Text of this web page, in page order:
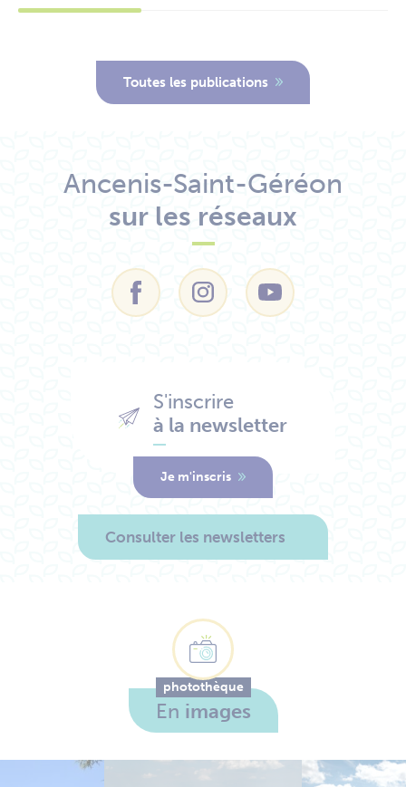
Toutes les publications
Ancenis-Saint-Géréon
sur les réseaux
S'inscrire
à la newsletter
Je m'inscris
Consulter les newsletters
photothèque
En images